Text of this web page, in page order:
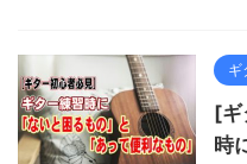
ギ
[
時